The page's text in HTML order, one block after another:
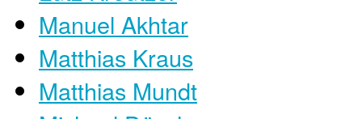
Manuel Akhtar
Matthias Kraus
Matthias Mundt